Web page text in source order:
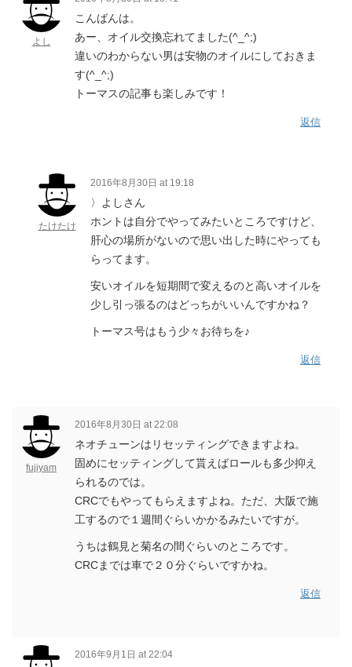
よし
こんばんは。
あー、オイル交換忘れてました(^_^;)
違いのわからない男は安物のオイルにしておきま
す(^_^;)
トーマスの記事も楽しみです！
返信
たけたけ
2016年8月30日 at 19:18
〉よしさん
ホントは自分でやってみたいところですけど、
肝心の場所がないので思い出した時にやっても
らってます。
安いオイルを短期間で変えるのと高いオイルを
少し引っ張るのはどっちがいいんですかね？
トーマス号はもう少々お待ちを♪
返信
fujiyam
2016年8月30日 at 22:08
ネオチューンはリセッティングできますよね。
固めにセッティングして貰えばロールも多少抑え
られるのでは。
CRCでもやってもらえますよね。ただ、大阪で施
工するので１週間ぐらいかかるみたいですが。
うちは鶴見と菊名の間ぐらいのところです。
CRCまでは車で２０分ぐらいですかね。
返信
2016年9月1日 at 22:04